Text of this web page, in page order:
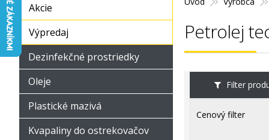
Petrolej
Filter
Cenový filter
Akcie
Výpredaj
Dezinfekčné prostriedky
Oleje
Plastické mazivá
Kvapaliny do ostrekovačov